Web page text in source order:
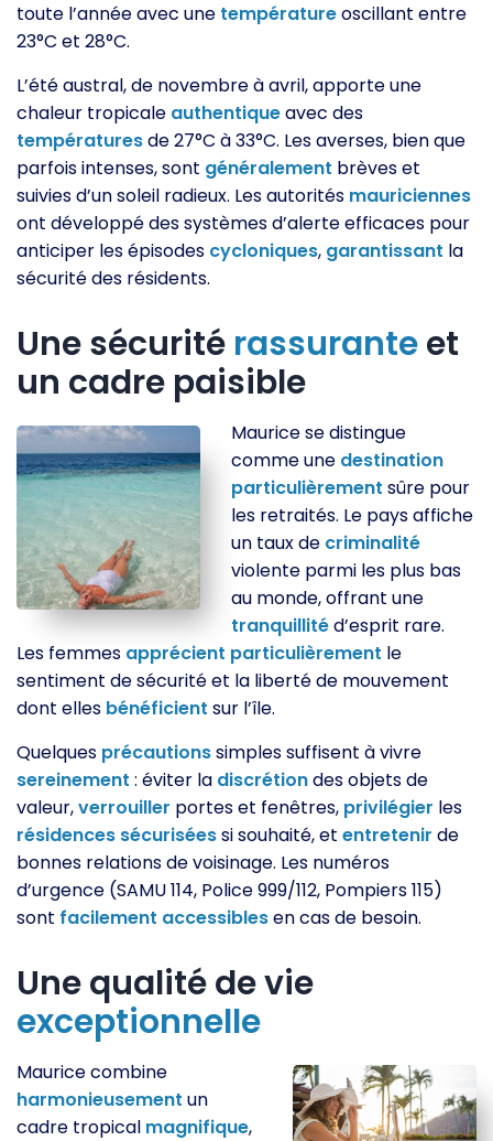
toute l’année avec une températureoscillant entre
23°C et 28°C.
L’été austral, de novembre à avril, apporte une
chaleur tropicale authentiqueavec des
températuresde 27°C à 33°C. Les averses, bien que
parfois intenses, sont généralement brèves et
suivies d’un soleil radieux. Les autorités mauriciennes
ont développé des systèmes d’alerte efficaces pour
anticiper les épisodes cycloniques, garantissant la
sécurité des résidents.
Une sécurité rassuranteet
un cadre paisible
Maurice se distingue
comme une destination
particulièrement sûre pour
les retraités. Le pays affiche
un taux de criminalité
violente parmi les plus bas
au monde, offrant une
tranquillitéd’esprit rare.
Les femmes apprécient particulièrement le
sentiment de sécurité et la liberté de mouvement
dont elles bénéficient sur l’île.
Quelques précautionssimples suffisent à vivre
sereinement : éviter la discrétiondes objets de
valeur,verrouiller portes et fenêtres, privilégier les
résidences sécuriséessi souhaité, et entretenir de
bonnes relations de voisinage. Les numéros
d’urgence (SAMU 114, Police 999/112, Pompiers 115)
sont facilement accessiblesen cas de besoin.
Une qualité de vie
exceptionnelle
Maurice combine
harmonieusement un
cadre tropical magnifique,